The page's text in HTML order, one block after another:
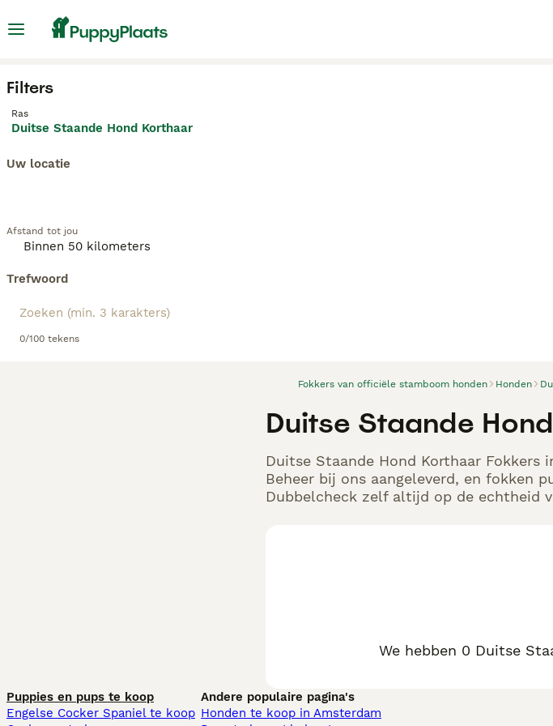
Filters
Ras
Duitse Staande Hond Korthaar
Uw locatie
Afstand tot jou
Trefwoord
0/100 tekens
Fokkers van officiële stamboom honden Honden
Duitse Staande
Duitse Staande Hond Korthaar
Beheer bij ons aangeleverd, en fokken
Dubbelcheck zelf altijd op de echtheid
We hebben 0 Duitse
Puppies en pups te koop
Engelse Cocker Spaniel te koop
Andere populaire pagina's
Honden te koop in Amsterdam